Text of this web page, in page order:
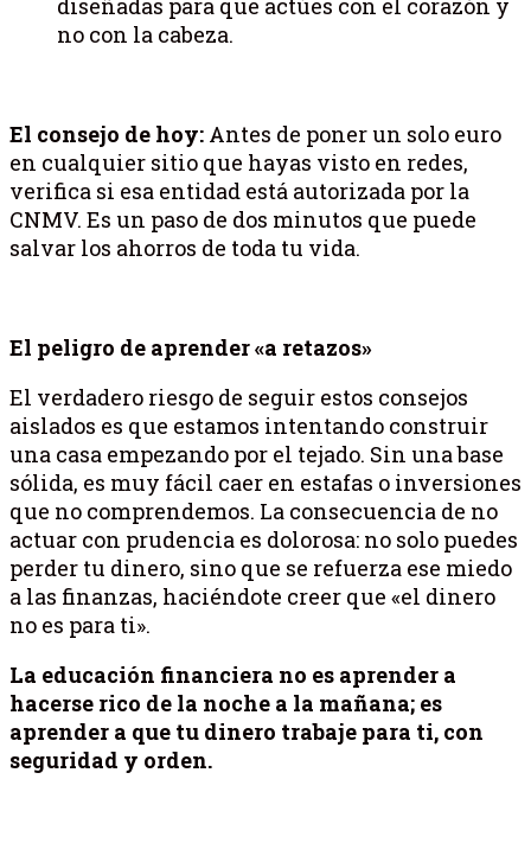
no con la cabeza.
El consejo de hoy: Antes de poner un solo euro
en cualquier sitio que hayas visto en redes,
verifica si esa entidad está autorizada por la
CNMV. Es un paso de dos minutos que puede
salvar los ahorros de toda tu vida.
El peligro de aprender «a retazos»
El verdadero riesgo de seguir estos consejos
aislados es que estamos intentando construir
una casa empezando por el tejado. Sin una base
sólida, es muy fácil caer en estafas o inversiones
que no comprendemos. La consecuencia de no
actuar con prudencia es dolorosa: no solo puedes
perder tu dinero, sino que se refuerza ese miedo
a las finanzas, haciéndote creer que «el dinero
no es para ti».
La educación financiera no es aprender a
hacerse rico de la noche a la mañana; es
aprender a que tu dinero trabaje para ti, con
seguridad y orden.